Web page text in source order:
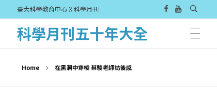
臺大科學教育中心 X 科學月刊
科學月刊五十年大全
Home 在黑洞中穿梭 蔡駿老師訪後感